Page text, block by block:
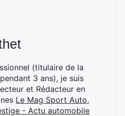
(titulaire de la
3 ans), je suis
et Rédacteur en
Le Mag Sport Auto,
- Actu automobile